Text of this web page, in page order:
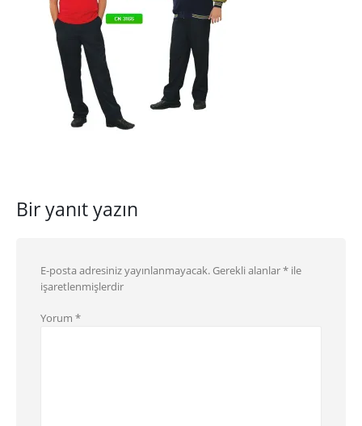
Bir yanıt yazın
E-posta adresiniz yayınlanmayacak. Gerekli alanlar* ile
işaretlenmişlerdir
Yorum *